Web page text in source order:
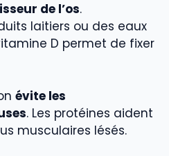
de l’os.
laitiers ou des eaux
D permet de fixer
évite les
. Les protéines aident
musculaires lésés.